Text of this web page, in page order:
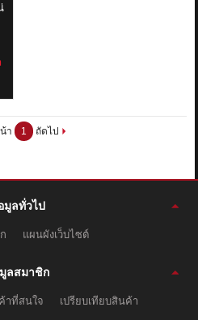
า 1 ถัดไป
มูลทั่วไป
แผนผังเว็บไซต์
ลสมาชิก
าที่สนใจ เปรียบเทียบสินค้า